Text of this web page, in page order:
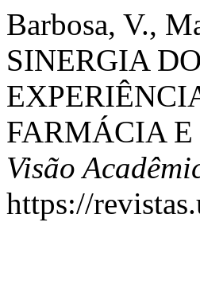
Barbosa, V.,
SINERGIA
FARMÁCIA
Visão
https://